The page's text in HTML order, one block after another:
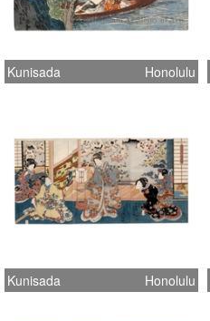
Kunisada Honolulu
Kunisada Honolulu